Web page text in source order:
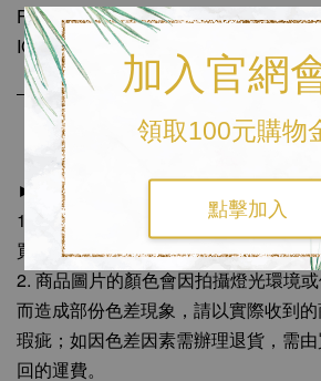
加入官網
領取100元購物
點擊加入
FB粉絲專頁🔎磨樣 MODE YANG
IG小盒子🔎mode_yang
《購物須知》
►七日鑑賞期
1. 如果商品本身並無任何損壞瑕疵或
買方需自行負擔退回之運費。
2. 商品圖片的顏色會因拍攝燈光環境
而造成部份色差現象，請以實際收到
瑕疵；如因色差因素需辦理退貨，需
回的運費。